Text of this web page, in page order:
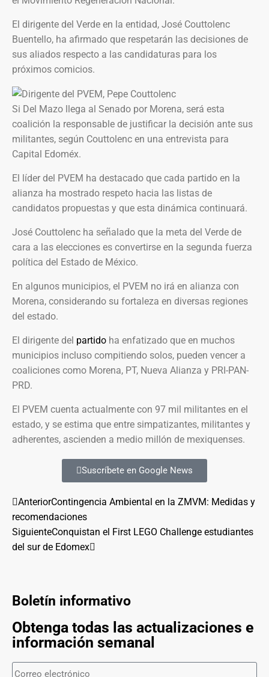
El dirigente del Verde en la entidad, José Couttolenc
Buentello, ha afirmado que respetarán las decisiones de
sus aliados respecto a las candidaturas para los
próximos comicios.
Si Del Mazo llega al Senado por Morena, será esta
coalición la responsable de justificar la decisión ante sus
militantes, según Couttolenc en una entrevista para
Capital Edoméx.
El líder del PVEM ha destacado que cada partido en la
alianza ha mostrado respeto hacia las listas de
candidatos propuestas y que esta dinámica continuará.
José Couttolenc ha señalado que la meta del Verde de
cara a las elecciones es convertirse en la segunda fuerza
política del Estado de México.
En algunos municipios, el PVEM no irá en alianza con
Morena, considerando su fortaleza en diversas regiones
del estado.
El dirigente del partido ha enfatizado que en muchos
municipios incluso compitiendo solos, pueden vencer a
coaliciones como Morena, PT, Nueva Alianza y PRI-PAN-
PRD.
El PVEM cuenta actualmente con 97 mil militantes en el
estado, y se estima que entre simpatizantes, militantes y
adherentes, ascienden a medio millón de mexiquenses.
Suscríbete en Google News
AnteriorContingencia Ambiental en la ZMVM: Medidas y
recomendaciones
SiguienteConquistan el First LEGO Challenge estudiantes
del sur de Edomex
Boletín informativo
Obtenga todas las actualizaciones e
información semanal